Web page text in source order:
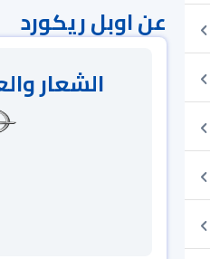
عن اوبل ريكورد
الشعار